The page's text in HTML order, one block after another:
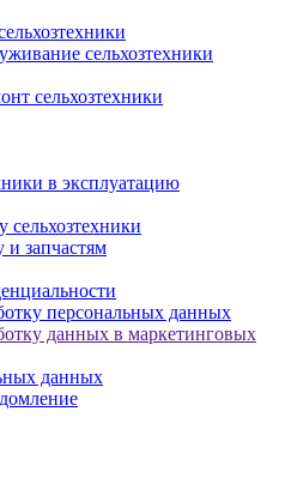
сельхозтехники
сельхозтехники
в эксплуатацию
запчастям
персональных данных
данных в маркетинговых
данных